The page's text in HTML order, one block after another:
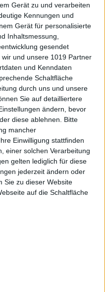
Gerät zu und verarbeiten
Kennungen und
Gerät für personalisierte
Inhaltsmessung,
gesendet
und unsere 1019 Partner
und Kenndaten
Schaltfläche
durch uns und unsere
Sie auf detailliertere
ändern, bevor
diese ablehnen.
Bitte
mancher
Einwilligung stattfinden
einer solchen Verarbeitung
gelten lediglich für diese
jederzeit ändern oder
Sie zu dieser Website
auf die Schaltfläche